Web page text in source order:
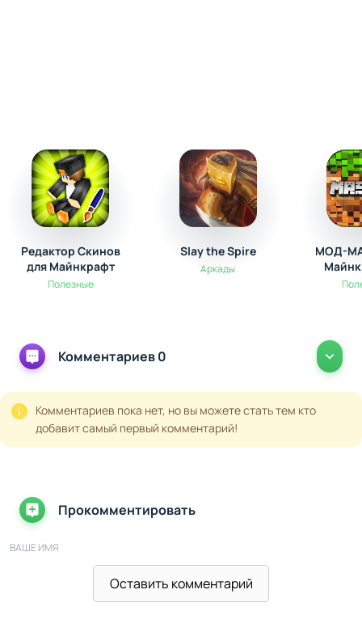
Редактор Скинов
для Майнкрафт
Полезные
Slay the Spire
Аркады
МОД-
Комментариев 0
Комментариев пока нет, но вы можете стать тем кто
добавит самый первый комментарий!
Прокомментировать
ВАШЕ ИМЯ
Оставить комментарий